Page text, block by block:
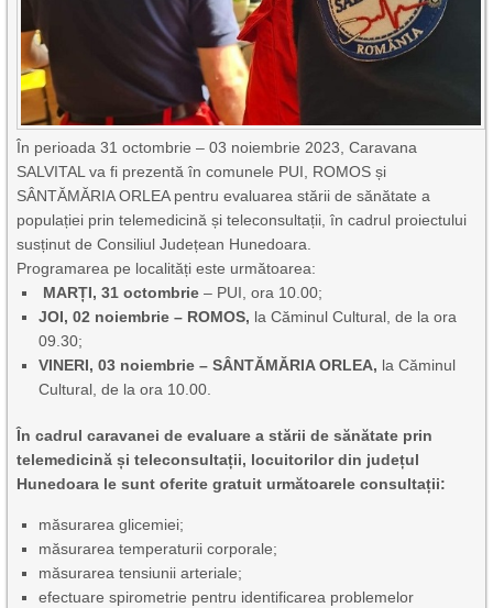
În perioada 31 octombrie – 03 noiembrie 2023, Caravana
SALVITAL va fi prezentă în comunele PUI, ROMOS și
SÂNTĂMĂRIA ORLEA pentru evaluarea stării de sănătate a
populației prin telemedicină și teleconsultații, în cadrul proiectului
susținut de Consiliul Județean Hunedoara.
Programarea pe localități este următoarea:
MARȚI, 31 octombrie – PUI, ora 10.00;
JOI, 02 noiembrie – ROMOS, la Căminul Cultural, de la ora
09.30;
VINERI, 03 noiembrie – SÂNTĂMĂRIA ORLEA, la Căminul
Cultural, de la ora 10.00.
În cadrul caravanei de evaluare a stării de sănătate prin
telemedicină și teleconsultații, locuitorilor din județul
Hunedoara le sunt oferite gratuit următoarele consultații:
măsurarea glicemiei;
măsurarea temperaturii corporale;
măsurarea tensiunii arteriale;
efectuare spirometrie pentru identificarea problemelor